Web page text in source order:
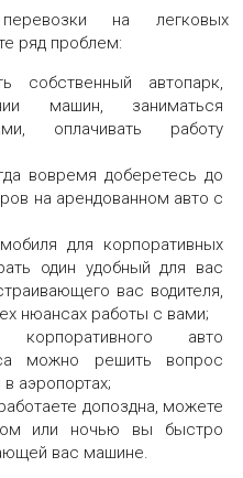
на легковых
ряд проблем:
автопарк,
машин, заниматься
оплачивать работу
вовремя доберетесь до
на арендованном авто с
для корпоративных
один удобный для вас
вас водителя,
нюансах работы с вами;
авто
можно решить вопрос
аэропортах;
допоздна, можете
или ночью вы быстро
вас машине.